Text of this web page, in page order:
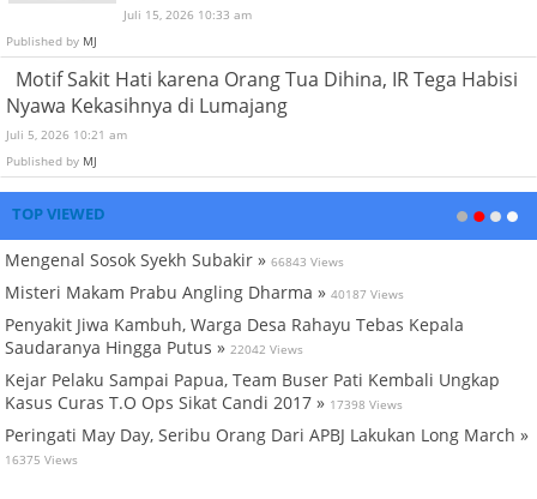
Juli 15, 2026 10:33 am
Published by MJ
Motif Sakit Hati karena Orang Tua Dihina, IR Tega Habisi
Nyawa Kekasihnya di Lumajang
Juli 5, 2026 10:21 am
Published by MJ
TOP VIEWED
Mengenal Sosok Syekh Subakir » 66843 Views
Misteri Makam Prabu Angling Dharma » 40187 Views
Penyakit Jiwa Kambuh, Warga Desa Rahayu Tebas Kepala
Saudaranya Hingga Putus » 22042 Views
Kejar Pelaku Sampai Papua, Team Buser Pati Kembali Ungkap
Kasus Curas T.O Ops Sikat Candi 2017 » 17398 Views
Peringati May Day, Seribu Orang Dari APBJ Lakukan Long March »
16375 Views